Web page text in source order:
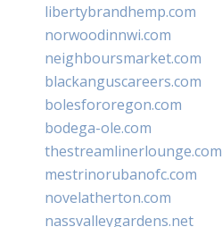
libertybrandhemp.com
norwoodinnwi.com
neighboursmarket.com
blackanguscareers.com
bolesfororegon.com
bodega-ole.com
thestreamlinerlounge.com
mestrinorubanofc.com
novelatherton.com
nassvalleygardens.net